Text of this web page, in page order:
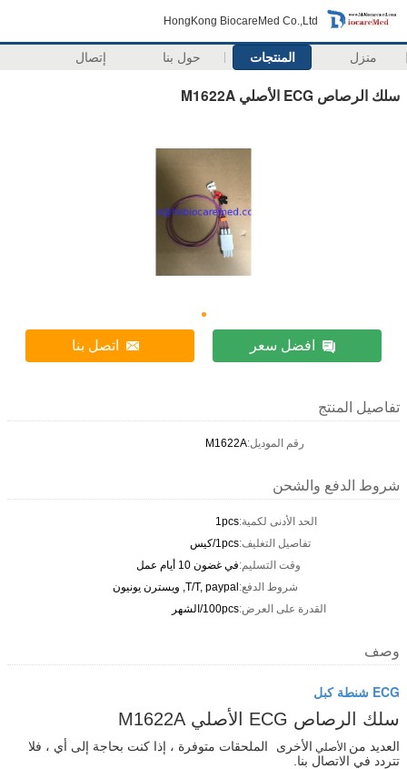
HongKong BiocareMed Co.,Ltd
منزل المنتجات حول بنا إتصال
سلك الرصاص ECG الأصلي M1622A
افضل سعر اتصل بنا
تفاصيل المنتج
رقم الموديل:M1622A
شروط الدفع والشحن
الحد الأدنى لكمية:1pcs
تفاصيل التغليف:1pcs/كيس
وقت التسليم:في غضون 10 أيام عمل
شروط الدفع:T/T, paypal, ويسترن يونيون
القدرة على العرض:100pcs/الشهر
وصف
ECG شنطة كبل
سلك الرصاص ECG الأصلي M1622A
العديد من الأصلي الأخرى
الملحقات متوفرة ، إذا كنت بحاجة إلى أي ، فلا
تتردد في الاتصال بنا.